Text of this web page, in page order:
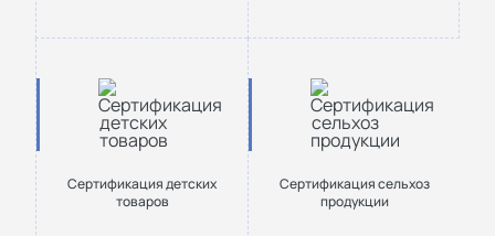
Сертификация детских
товаров
Сертификация сельхоз
продукции